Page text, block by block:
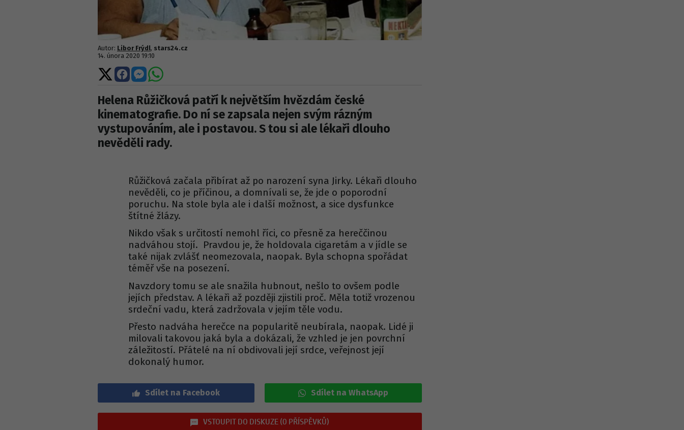
Autor: Libor Frýdl, stars24.cz
14. února 2020 19:10
Sdílet
na
Sdílet
na
Sdílet
na
Sdílet
Helena Růžičková patří k největším hvězdám české
kinematografie. Do ní se zapsala nejen svým rázným
vystupováním, ale i postavou. S tou si ale lékaři dlouho
nevěděli rady.
Růžičková začala přibírat až po narození syna Jirky. Lékaři dlouho
nevěděli, co je příčinou, a domnívali se, že jde o poporodní
poruchu. Na stole byla ale i další možnost, a sice dysfunkce
štítné žlázy.
Nikdo však s určitostí nemohl říci, co přesně za hereččinou
nadváhou stojí. Pravdou je, že holdovala cigaretám a v jídle se
také nijak zvlášť neomezovala, naopak. Byla schopna spořádat
téměř vše na posezení.
Navzdory tomu se ale snažila hubnout, nešlo to ovšem podle
jejích představ. A lékaři až později zjistili proč. Měla totiž vrozenou
srdeční vadu, která zadržovala v jejím těle vodu.
Přesto nadváha herečce na popularitě neubírala, naopak. Lidé ji
milovali takovou jaká byla a dokázali, že vzhled je jen povrchní
záležitostí. Přátelé na ní obdivovali její srdce, veřejnost její
dokonalý humor.
Sdílet na Facebook Sdílet na WhatsApp
VSTOUPIT DO DISKUZE (0 PŘÍSPĚVKŮ)